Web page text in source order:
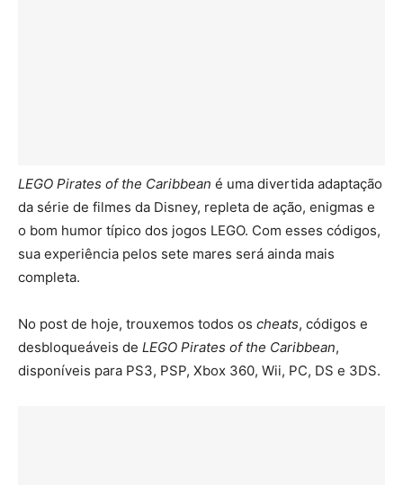
LEGO Pirates of the Caribbean é uma divertida adaptação
da série de filmes da Disney, repleta de ação, enigmas e
o bom humor típico dos jogos LEGO. Com esses códigos,
sua experiência pelos sete mares será ainda mais
completa.
No post de hoje, trouxemos todos os cheats, códigos e
desbloqueáveis de LEGO Pirates of the Caribbean,
disponíveis para PS3, PSP, Xbox 360, Wii, PC, DS e 3DS.